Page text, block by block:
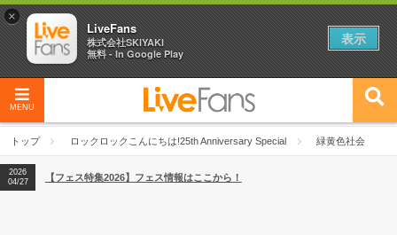
MENU
トップ ロックロックこんにちは!25th Anniversary Special 緑黄色社会
2026
04/27
2026
【ライブ動員ランキング】2026年上半期編発表！
2026
04/27
【フェス特集2026】フェス情報はここから！
×
LiveFans
株式会社SKIYAKI
無料 - In Google Play
表示